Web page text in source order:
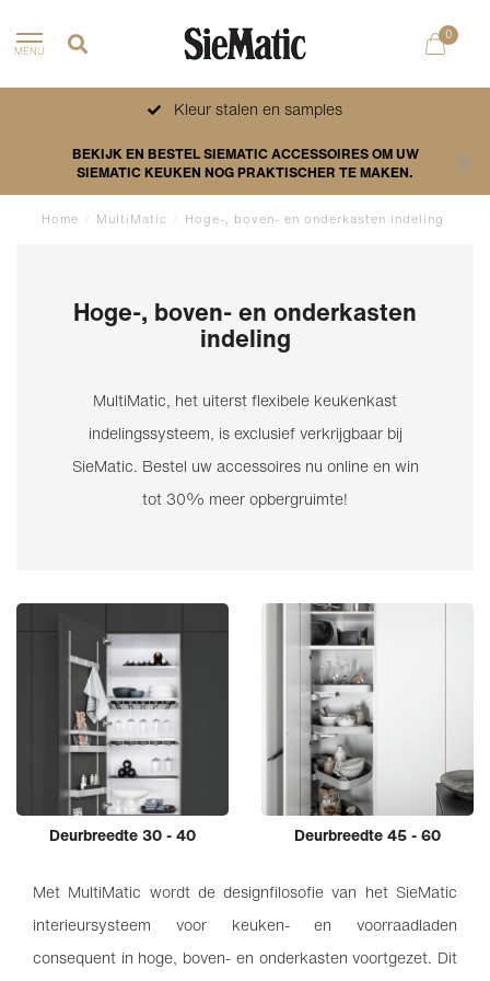
MENU
0
Kleur stalen en samples
BEKIJK EN BESTEL SIEMATIC ACCESSOIRES OM UW
SIEMATIC KEUKEN NOG PRAKTISCHER TE MAKEN.
Home MultiMatic Hoge-, boven- en onderkasten indeling
Hoge-, boven- en onderkasten
indeling
MultiMatic, het uiterst flexibele keukenkast
indelingssysteem, is exclusief verkrijgbaar bij
SieMatic. Bestel uw accessoires nu online en win
tot 30% meer opbergruimte!
Deurbreedte 30 - 40 Deurbreedte 45 - 60
Met MultiMatic wordt de designfilosofie van het SieMatic
interieursysteem voor keuken- en voorraadladen
consequent in hoge, boven- en onderkasten voortgezet. Dit